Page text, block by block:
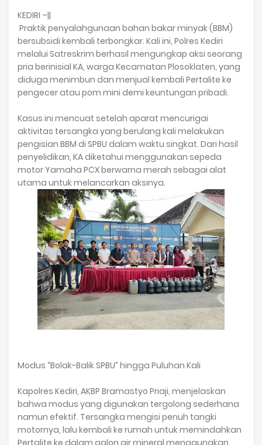
KEDIRI –||
Praktik penyalahgunaan bahan bakar minyak (BBM)
bersubsidi kembali terbongkar. Kali ini, Polres Kediri
melalui Satreskrim berhasil mengungkap aksi seorang
pria berinisial KA, warga Kecamatan Plosoklaten, yang
diduga menimbun dan menjual kembali Pertalite ke
pengecer atau pom mini demi keuntungan pribadi.
Kasus ini mencuat setelah aparat mencurigai
aktivitas tersangka yang berulang kali melakukan
pengisian BBM di SPBU dalam waktu singkat. Dari hasil
penyelidikan, KA diketahui menggunakan sepeda
motor Yamaha PCX berwarna merah sebagai alat
utama untuk melancarkan aksinya.
Modus “Bolak-Balik SPBU” hingga Puluhan Kali
Kapolres Kediri, AKBP Bramastyo Priaji, menjelaskan
bahwa modus yang digunakan tergolong sederhana
namun efektif. Tersangka mengisi penuh tangki
motornya, lalu kembali ke rumah untuk memindahkan
Pertalite ke dalam galon air mineral menggunakan